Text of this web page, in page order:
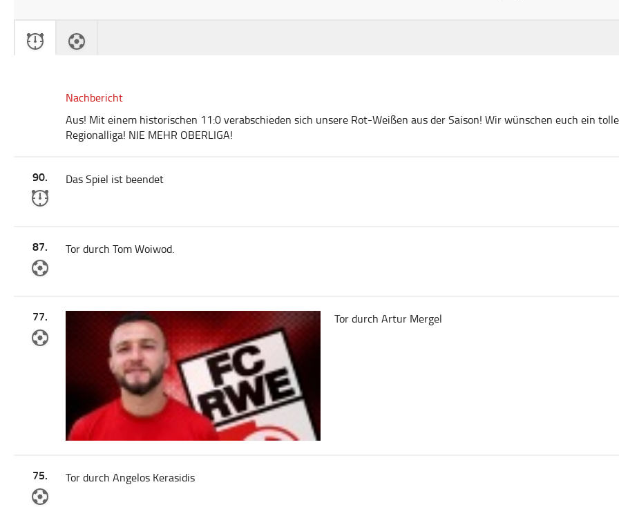
Nachbericht
Aus! Mit einem historischen 11:0 verabschieden sich unsere Rot-Weißen aus der Saison! Wir wünschen euch ein
Regionalliga! NIE MEHR OBERLIGA!
90. Das Spiel ist beendet
87. Tor durch Tom Woiwod.
77. Tor durch Artur Mergel
75. Tor durch Angelos Kerasidis